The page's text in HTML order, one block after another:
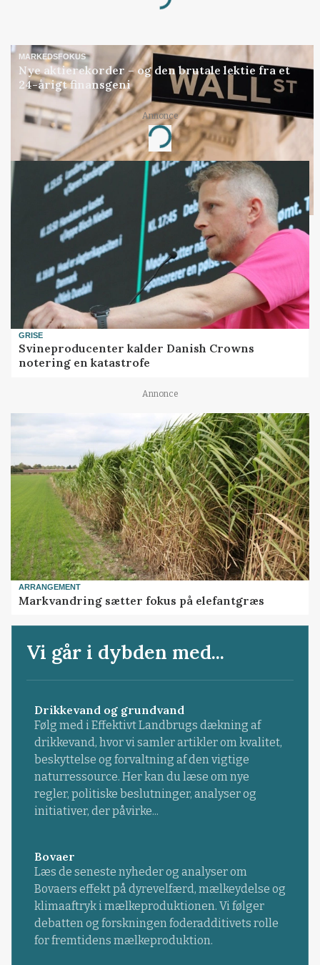
Loading...
MARKEDSFOKUS
Nye aktierekorder – og den brutale lektie fra et
24-årigt finansgeni
Annonce
Loading...
GRISE
Svineproducenter kalder Danish Crowns
notering en katastrofe
Annonce
ARRANGEMENT
Markvandring sætter fokus på elefantgræs
Vi går i dybden med...
Drikkevand og grundvand
Følg med i Effektivt Landbrugs dækning af
drikkevand, hvor vi samler artikler om kvalitet,
beskyttelse og forvaltning af den vigtige
naturressource. Her kan du læse om nye
regler, politiske beslutninger, analyser og
initiativer, der påvirke...
Bovaer
Læs de seneste nyheder og analyser om
Bovaers effekt på dyrevelfærd, mælkeydelse og
klimaaftryk i mælkeproduktionen. Vi følger
debatten og forskningen foderadditivets rolle
for fremtidens mælkeproduktion.